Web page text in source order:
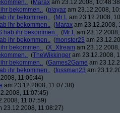
(Marax am 23.12.2008,
bekommen.. (playaz am 23.12.2008,
ihr bekommen.. (Mr L am 23.12.2008,
ihr bekommen.. (Marax am 23.12.2008,
hab ihr bekommen.. (Mr L am
ihr bekommen.. (monster23 am
bekommen.. (X_Xtream am
(TheWikkinger am 23.12.2008,
bekommen.. (Games2Game am
ihr bekommen.. (fossman23 am
11:06:44)
am 23.12.2008, 11:07:38)
11:07:45)
11:07:59)
23.12.2008, 11:08:27)